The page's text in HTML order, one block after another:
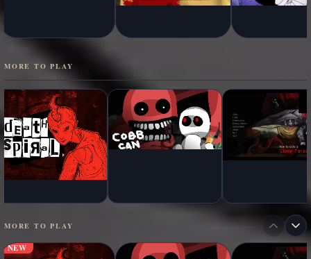
MORE TO PLAY
MORE TO PLAY
NEW